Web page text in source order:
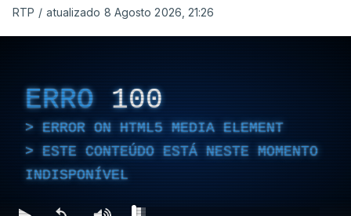
RTP / atualizado 8 Agosto 2026, 21:26
ERRO 100
ERROR ON HTML5 MEDIA ELEMENT
ESTE CONTEÚDO ESTÁ NESTE MOMENTO
INDISPONÍVEL